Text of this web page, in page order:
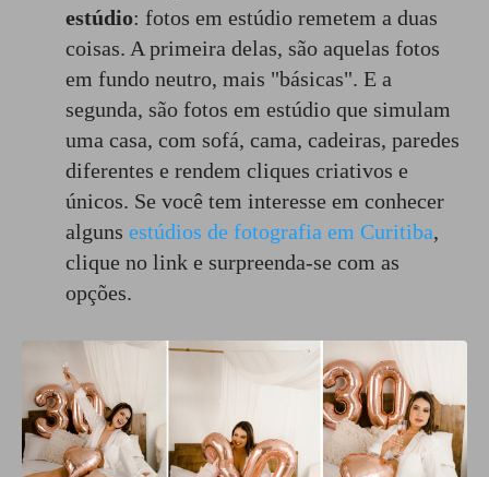
estúdio: fotos em estúdio remetem a duas
coisas. A primeira delas, são aquelas fotos
em fundo neutro, mais "básicas". E a
segunda, são fotos em estúdio que simulam
uma casa, com sofá, cama, cadeiras, paredes
diferentes e rendem cliques criativos e
únicos. Se você tem interesse em conhecer
alguns estúdios de fotografia em Curitiba,
clique no link e surpreenda-se com as
opções.